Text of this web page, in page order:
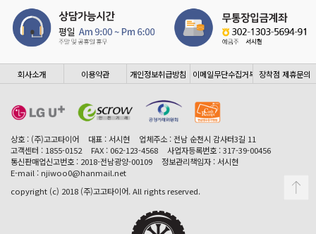
회사소개 이용약관 개인정보취급방침 이메일무단수집거부 장착점 제휴문의
상호 : (주)고고타이어 대표 : 서시현
업체주소 : 전남 순천시 감사터3길 11
고객센터 : 1855-0152
FAX : 062-123-4568
사업자등록번호 : 317-39-00456
통신판매업신고번호 : 2018-전남광양-00109
정보관리책임자 : 서시현
E-mail : njiwoo0@hanmail.net
copyright (c) 2018 (주)고고타이어. All rights reserved.